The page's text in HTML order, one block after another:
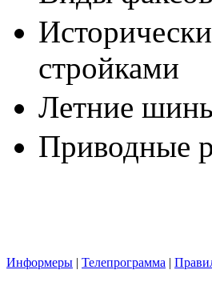
стройками
Летние
Приводные
Информеры | Телепрограмма |